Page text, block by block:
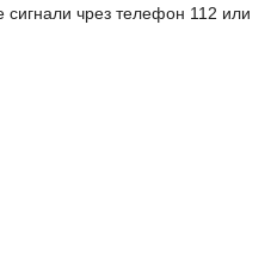
сигнали чрез телефон 112 или